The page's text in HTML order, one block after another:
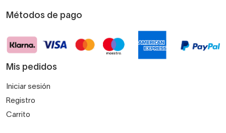
Métodos de pago
Mis pedidos
Iniciar sesión
Registro
Carrito